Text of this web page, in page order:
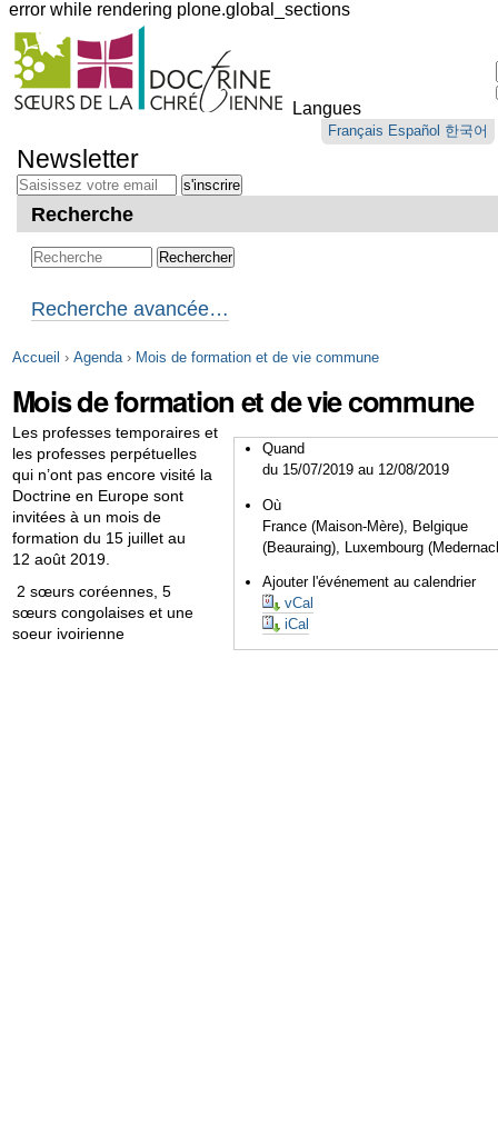
error while rendering plone.global_sections
Outils
personnels
Langues
Français Español 한국어
au
contenu.
Aller
navigation
Newsletter
Recherche
Recherche avancée…
Accueil › Agenda › Mois de formation et de vie commune
Mois de formation et de vie commune
Quand
du 15/07/2019 au 12/08/2019
Où
France (Maison-Mère), Belgique
(Beauraing), Luxembourg
Ajouter l'événement au calendrier
vCal
iCal
Les professes temporaires et
les professes perpétuelles
qui n’ont pas encore visité la
Doctrine en Europe sont
invitées à un mois de
formation du 15 juillet au
12 août 2019.
2 sœurs coréennes, 5
sœurs congolaises et une
soeur ivoirienne